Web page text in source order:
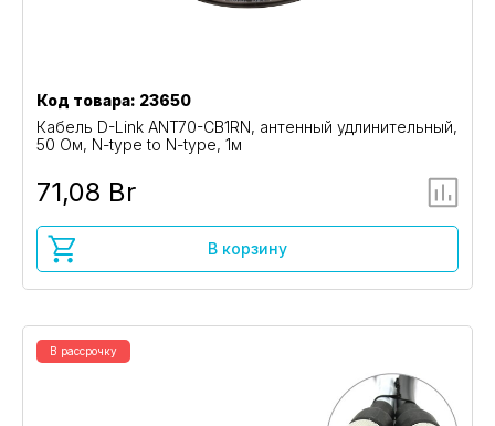
Код товара: 23650
Кабель D-Link ANT70-CB1RN, антенный удлинительный,
50 Ом, N-type to N-type, 1м
71,08 Br
В корзину
В рассрочку